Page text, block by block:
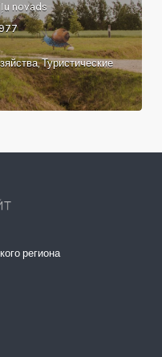
novads
Туристические
региона